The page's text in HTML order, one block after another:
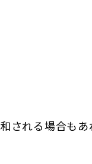
される場合もあ